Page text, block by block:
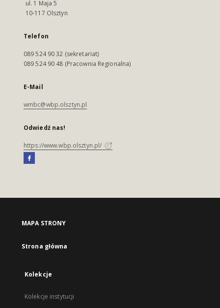
ul. 1 Maja 5
10-117 Olsztyn
Telefon
089 524 90 32 (sekretariat)
089 524 90 48 (Pracownia Regionalna)
E-Mail
wmbc@wbp.olsztyn.pl
Odwiedź nas!
https://www.wbp.olsztyn.pl/
MAPA STRONY
Strona główna
Kolekcje
Kolekcje instytucji